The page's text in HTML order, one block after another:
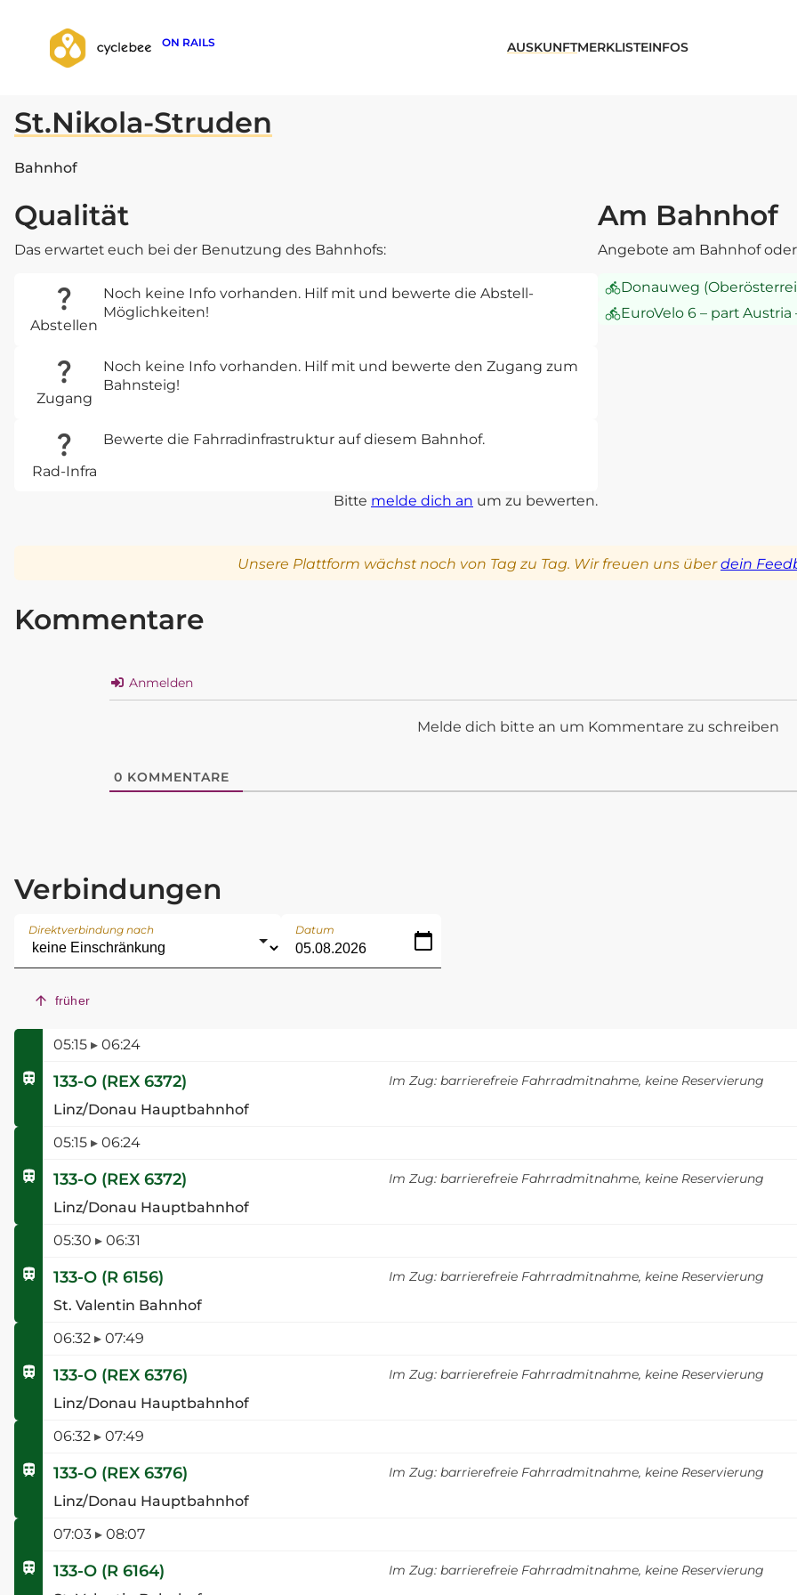
ON RAILS AUSKUNFTMERKLISTEINFOS
zurück zur Suche
St.Nikola-Struden
Bahnhof
Qualität
Das erwartet euch bei der Benutzung des Bahnhofs:
Abstellen
Noch keine Info vorhanden. Hilf mit und bewerte die Abstell-
Möglichkeiten!
Zugang
Noch keine Info vorhanden. Hilf mit und bewerte den Zugang zum
Bahnsteig!
Rad-Infra
Bewerte die Fahrradinfrastruktur auf diesem Bahnhof.
Bitte melde dich an um zu bewerten.
Am Bahnhof
Angebote am Bahnhof
Donauweg
EuroVelo 6 – part
Unsere Plattform wächst noch von Tag zu Tag. Wir freuen uns überdein
Kommentare
Anmelden
Melde dich bitte an um Kommentare zu schreiben
0 KOMMENTARE
Verbindungen
Direktverbindung nach Datum
früher
05:15 ▸ 06:24
133-O (REX 6372)
Linz/Donau Hauptbahnhof
Im Zug: barrierefreie Fahrradmitnahme, keine Reservierung
05:15 ▸ 06:24
133-O (REX 6372)
Linz/Donau Hauptbahnhof
Im Zug: barrierefreie Fahrradmitnahme, keine Reservierung
05:30 ▸ 06:31
133-O (R 6156)
St. Valentin Bahnhof
Im Zug: barrierefreie Fahrradmitnahme, keine Reservierung
06:32 ▸ 07:49
133-O (REX 6376)
Linz/Donau Hauptbahnhof
Im Zug: barrierefreie Fahrradmitnahme, keine Reservierung
06:32 ▸ 07:49
133-O (REX 6376)
Linz/Donau Hauptbahnhof
Im Zug: barrierefreie Fahrradmitnahme, keine Reservierung
07:03 ▸ 08:07
133-O (R 6164)
Im Zug: barrierefreie Fahrradmitnahme, keine Reservierung